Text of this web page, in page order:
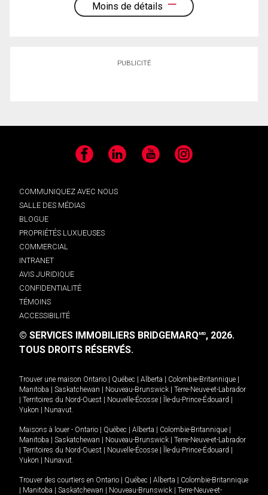
Moins de détails
PUBLICITÉ
Facebook LinkedIn YouTube Instagram
COMMUNIQUEZ AVEC NOUS
SALLE DES MÉDIAS
BLOGUE
PROPRIÉTÉS LUXUEUSES
COMMERCIAL
INTRANET
AVIS JURIDIQUE
CONFIDENTIALITÉ
TÉMOINS
ACCESSIBILITÉ
© SERVICES IMMOBILIERS BRIDGEMARQMD, 2026.
TOUS DROITS RÉSERVÉS.
Trouver une maison Ontario | Québec | Alberta | Colombie-Britannique |
Manitoba | Saskatchewan | Nouveau-Brunswick | Terre-Neuve-et-Labrador
| Territoires du Nord-Ouest | Nouvelle-Écosse | Île-du-Prince-Édouard |
Yukon | Nunavut
Maisons à louer - Ontario | Québec | Alberta | Colombie-Britannique |
Manitoba | Saskatchewan | Nouveau-Brunswick | Terre-Neuve-et-Labrador
| Territoires du Nord-Ouest | Nouvelle-Écosse | Île-du-Prince-Édouard |
Yukon | Nunavut
Trouver des courtiers en Ontario | Québec | Alberta | Colombie-Britannique
| Manitoba | Saskatchewan | Nouveau-Brunswick | Terre-Neuve-et-